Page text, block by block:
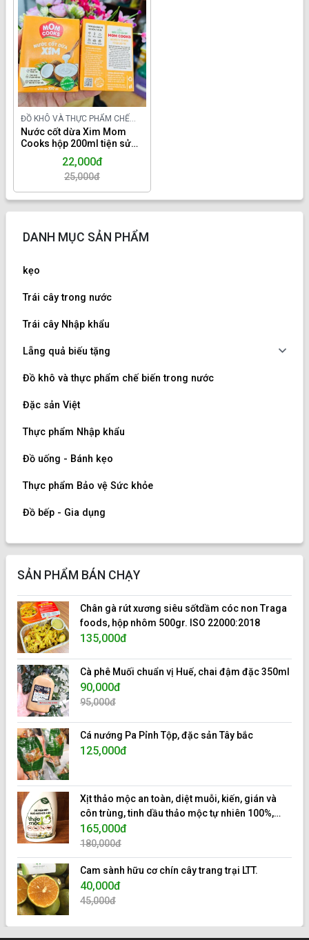
ĐỒ KHÔ VÀ THỰC PHẨM CHẾ
BIẾN TRONG NƯỚC
Nước cốt dừa Xim Mom
Cooks hộp 200ml tiện sử
22,000đ
25,000đ
DANH MỤC SẢN PHẨM
kẹo
Trái cây trong nước
Trái cây Nhập khẩu
Lẵng quả biếu tặng
Đồ khô và thực phẩm chế biến trong nước
Đặc sản Việt
Thực phẩm Nhập khẩu
Đồ uống - Bánh kẹo
Thực phẩm Bảo vệ Sức khỏe
Đồ bếp - Gia dụng
SẢN PHẨM BÁN CHẠY
Chân gà rút xương siêu sốtdầm cóc non Traga
foods, hộp nhôm 500gr. ISO 22000:2018
135,000đ
Cà phê Muối chuẩn vị Huế, chai đậm đặc 350ml
90,000đ
95,000đ
Cá nướng Pa Pỉnh Tộp, đặc sản Tây bắc
125,000đ
Xịt thảo mộc an toàn, diệt muỗi, kiến, gián và
côn trùng, tinh dầu thảo mộc tự nhiên 100%,
hiệu 10s.
165,000đ
180,000đ
Cam sành hữu cơ chín cây trang trại LTT.
40,000đ
45,000đ